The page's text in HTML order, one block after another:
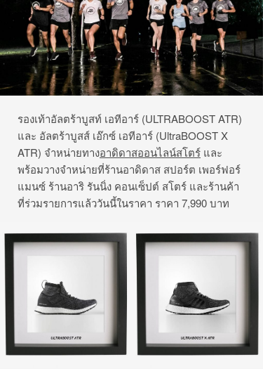
รองเท้าอัลตร้าบูสท์ เอทีอาร์ (ULTRABOOST ATR)
และ อัลตร้าบูสส์ เอ๊กซ์ เอทีอาร์ (UltraBOOST X
ATR) จำหน่ายทางอาดิดาสออนไลน์สโตร์ และ
พร้อมวางจำหน่ายที่ร้านอาดิดาส สปอร์ต เพอร์ฟอร์
แมนซ์ ร้านอาริ รันนิ่ง คอนเซ็ปต์ สโตร์ และร้านค้า
ที่ร่วมรายการแล้ววันนี้ในราคา ราคา 7,990 บาท